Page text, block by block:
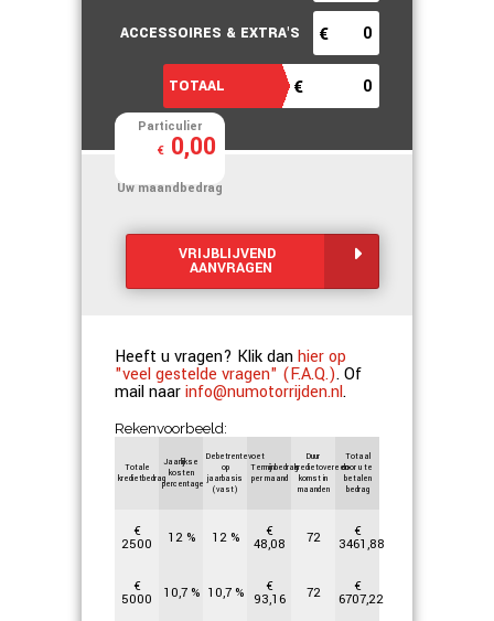
Particulier
€ 0,00
Uw maandbedrag
VRIJBLIJVEND
AANVRAGEN
Heeft u vragen? Klik danhier op
"veel gestelde vragen" (F.A.Q.). Of
mail naarinfo@numotorrijden.nl.
Rekenvoorbeeld:
Totale
kredietbedrag
Jaarlijkse
kosten
percentage
Debetrentevoet
op
jaarbasis
(vast)
Termijnbedrag
per maand
Duur
kredietovereen-
komst in
maanden
Totaal
door u te
betalen
bedrag
€
2500 12 % 12 % €
48,08 72 €
3461,88
€
5000 10,7 % 10,7 % €
93,16 72 €
6707,22